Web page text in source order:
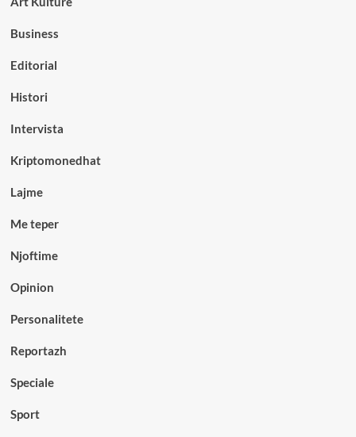
Business
Editorial
Histori
Intervista
Kriptomonedhat
Lajme
Me teper
Njoftime
Opinion
Personalitete
Reportazh
Speciale
Sport